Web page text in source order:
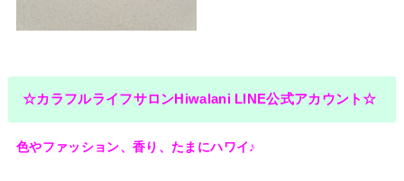
☆カラフルライフサロンHiwalani LINE公式アカウント☆
色やファッション、香り、たまにハワイ♪